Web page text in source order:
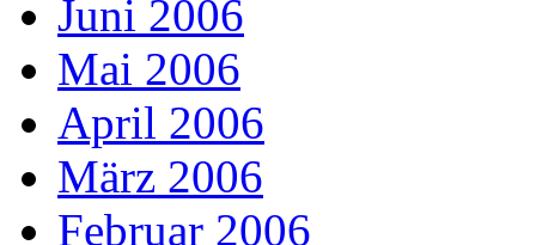
Juni 2006
Mai 2006
April 2006
März 2006
Februar 2006